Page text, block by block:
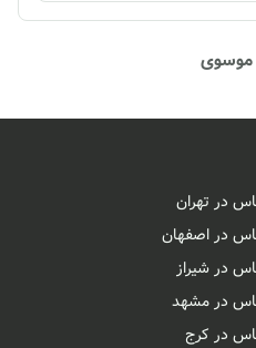
موسوی
در تهران
در اصفهان
در شیراز
در مشهد
در کرج